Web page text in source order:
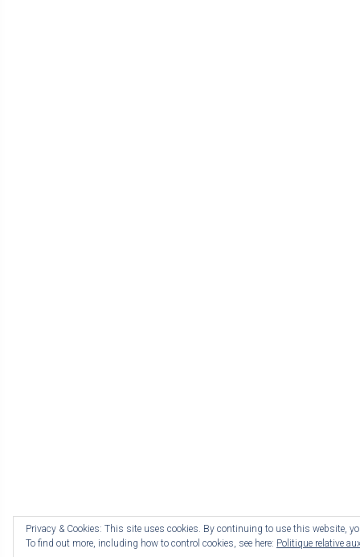
Privacy & Cookies: This site uses cookies. By continuing to use this website,
To find out more, including how to control cookies, see here: Politique relative